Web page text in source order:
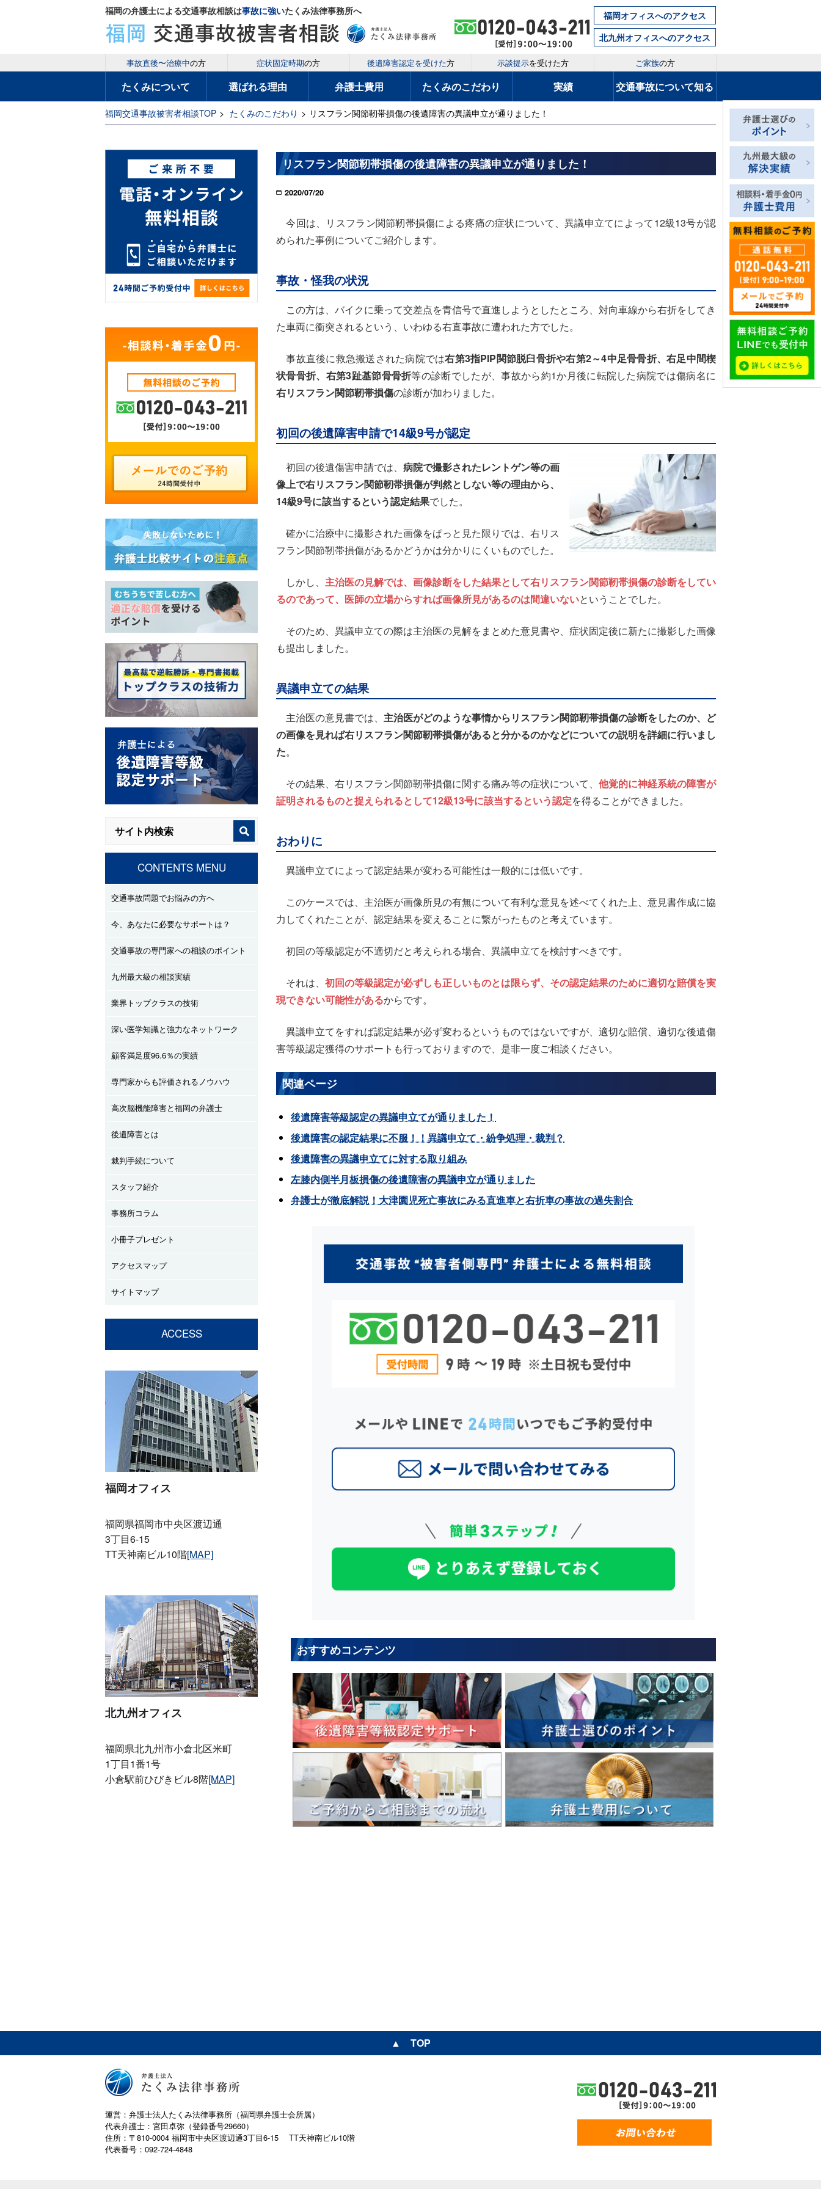
福岡の弁護士による交通事故相談は事故に強いたくみ法律事務所へ
福岡オフィスへのアクセス
北九州オフィスへのアクセス
事故直後〜治療中の方 症状固定時期の方 後遺障害認定を受けた方 示談提示を受けた方 ご家族の方
たくみについて 選ばれる理由 弁護士費用 たくみのこだわり 実績 交通事故について知る
福岡交通事故被害者相談TOP > たくみのこだわり > リスフラン関節靭帯損傷の後遺障害の異議申立が通りました！
リスフラン関節靭帯損傷の後遺障害の異議申立が通りました！
2020/07/20
今回は、リスフラン関節靭帯損傷による疼痛の症状について、異議申立てによって12級13号が認
められた事例についてご紹介します。
事故・怪我の状況
この方は、バイクに乗って交差点を青信号で直進しようとしたところ、対向車線から右折をしてき
た車両に衝突されるという、いわゆる右直事故に遭われた方でした。
事故直後に救急搬送された病院では右第3指PIP関節脱臼骨折や右第2～4中足骨骨折、右足中間楔
状骨骨折、右第3趾基節骨骨折等の診断でしたが、事故から約1か月後に転院した病院では傷病名に
右リスフラン関節靭帯損傷の診断が加わりました。
初回の後遺障害申請で14級9号が認定
初回の後遺傷害申請では、 病院で撮影されたレントゲン等の画
像上で右リスフラン関節靭帯損傷が判然としない等の理由から、
14級9号に該当するという認定結果でした。
確かに治療中に撮影された画像をぱっと見た限りでは、右リス
フラン関節靭帯損傷があるかどうかは分かりにくいものでした。
しかし、 主治医の見解では、画像診断をした結果として右リスフラン関節靭帯損傷の診断をしてい
るのであって、医師の立場からすれば画像所見があるのは間違いないということでした。
そのため、異議申立ての際は主治医の見解をまとめた意見書や、症状固定後に新たに撮影した画像
も提出しました。
異議申立ての結果
主治医の意見書では、 主治医がどのような事情からリスフラン関節靭帯損傷の診断をしたのか、ど
の画像を見れば右リスフラン関節靭帯損傷があると分かるのかなどについての説明を詳細に行いまし
た。
その結果、右リスフラン関節靭帯損傷に関する痛み等の症状について、 他覚的に神経系統の障害が
証明されるものと捉えられるとして12級13号に該当するという認定を得ることができました。
おわりに
異議申立てによって認定結果が変わる可能性は一般的には低いです。
このケースでは、主治医が画像所見の有無について有利な意見を述べてくれた上、意見書作成に協
力してくれたことが、認定結果を変えることに繋がったものと考えています。
初回の等級認定が不適切だと考えられる場合、異議申立てを検討すべきです。
それは、 初回の等級認定が必ずしも正しいものとは限らず、その認定結果のために適切な賠償を実
現できない可能性があるからです。
異議申立てをすれば認定結果が必ず変わるというものではないですが、適切な賠償、適切な後遺傷
害等級認定獲得のサポートも行っておりますので、是非一度ご相談ください。
関連ページ
後遺障害等級認定の異議申立てが通りました！
後遺障害の認定結果に不服！！異議申立て・紛争処理・裁判？
後遺障害の異議申立てに対する取り組み
左膝内側半月板損傷の後遺障害の異議申立が通りました
弁護士が徹底解説！大津園児死亡事故にみる直進車と右折車の事故の過失割合
おすすめコンテンツ
CONTENTS MENU
交通事故問題でお悩みの方へ
今、あなたに必要なサポートは？
交通事故の専門家への相談のポイント
九州最大級の相談実績
業界トップクラスの技術
深い医学知識と強力なネットワーク
顧客満足度96.6％の実績
専門家からも評価されるノウハウ
高次脳機能障害と福岡の弁護士
後遺障害とは
裁判手続について
スタッフ紹介
事務所コラム
小冊子プレゼント
アクセスマップ
サイトマップ
ACCESS
福岡オフィス
福岡県福岡市中央区渡辺通
3丁目6-15
TT天神南ビル10階[MAP]
北九州オフィス
福岡県北九州市小倉北区米町
1丁目1番1号
小倉駅前ひびきビル8階[MAP]
▲ TOP
運営：弁護士法人たくみ法律事務所（福岡県弁護士会所属）
代表弁護士：宮田卓弥（登録番号29660）
住所：〒810-0004 福岡市中央区渡辺通3丁目6-15
TT天神南ビル10階
代表番号：092-724-4848